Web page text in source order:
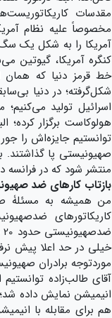
مقدسات
مخصوصاً علیه نظام
آمریکا را به شکل یک سگ
کنگره آمریکا، گیوتین
خط قرمز دنیا که
شکل‌گرفته؛ در دنیا
هولوکاست برگزار کرده؛
توانستیم جایزه‌اش را
صهیونیستی پا گذاشتند.
منتشر شود که در فرانسه
بازتاب کارهای ضد
من همیشه به مسئلۀ
کاریکاتورهای
خیلی در حد اعلا پیش
موردتوجه برادران
آقای طالب‌زاده
انیمیشن نمایش داده
هم برای مقابله با